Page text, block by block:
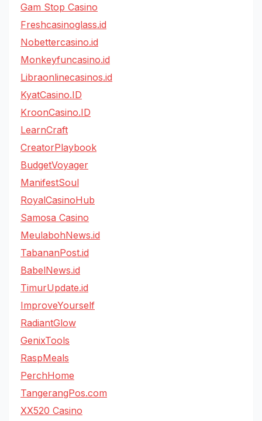
Gam Stop Casino
Freshcasinoglass.id
Nobettercasino.id
Monkeyfuncasino.id
Libraonlinecasinos.id
KyatCasino.ID
KroonCasino.ID
LearnCraft
CreatorPlaybook
BudgetVoyager
ManifestSoul
RoyalCasinoHub
Samosa Casino
MeulabohNews.id
TabananPost.id
BabelNews.id
TimurUpdate.id
ImproveYourself
RadiantGlow
GenixTools
RaspMeals
PerchHome
TangerangPos.com
XX520 Casino